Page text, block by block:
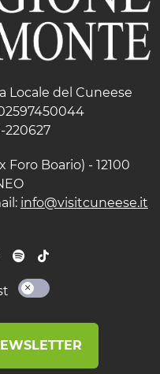
Locale del Cuneese
220627
Foro Boario) - 12100
info@visitcuneese.it